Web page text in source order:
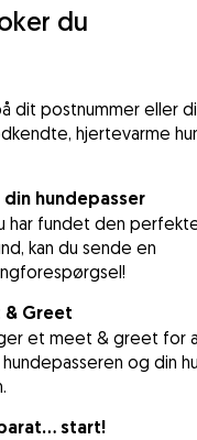
du
dit postnummer eller
hjertevarme
din hundepasser
har fundet den
kan du sende en
& Greet
et meet & greet for
hundepasseren og din
start!